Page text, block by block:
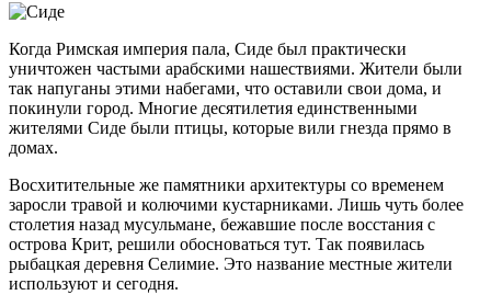
Когда Римская империя пала, Сиде был практически
уничтожен частыми арабскими нашествиями. Жители были
так напуганы этими набегами, что оставили свои дома, и
покинули город. Многие десятилетия единственными
жителями Сиде были птицы, которые вили гнезда прямо в
домах.
Восхитительные же памятники архитектуры со временем
заросли травой и колючими кустарниками. Лишь чуть более
столетия назад мусульмане, бежавшие после восстания с
острова Крит, решили обосноваться тут. Так появилась
рыбацкая деревня Селимие. Это название местные жители
используют и сегодня.